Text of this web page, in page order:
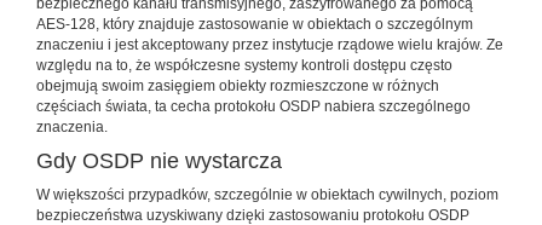
bezpiecznego kanału transmisyjnego, zaszyfrowanego za pomocą
AES-128, który znajduje zastosowanie w obiektach o szczególnym
znaczeniu i jest akceptowany przez instytucje rządowe wielu krajów. Ze
względu na to, że współczesne systemy kontroli dostępu często
obejmują swoim zasięgiem obiekty rozmieszczone w różnych
częściach świata, ta cecha protokołu OSDP nabiera szczególnego
znaczenia.
Gdy OSDP nie wystarcza
W większości przypadków, szczególnie w obiektach cywilnych, poziom
bezpieczeństwa uzyskiwany dzięki zastosowaniu protokołu OSDP